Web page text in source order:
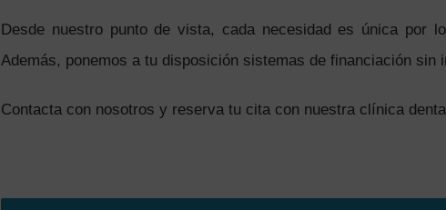
Desde nuestro punto de vista, cada necesidad es única por
Además, ponemos a tu disposición sistemas de financiación sin
Contacta con nosotros y reserva tu cita con nuestra clínica